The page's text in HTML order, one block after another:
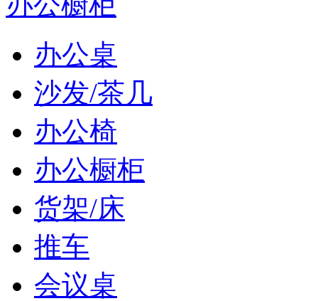
办公桌
沙发/茶几
办公椅
办公橱柜
货架/床
推车
会议桌